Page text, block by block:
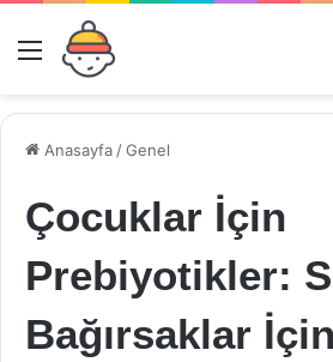
Menü
Anasayfa /Genel
Çocuklar İçin
Prebiyotikler:
Bağırsaklar